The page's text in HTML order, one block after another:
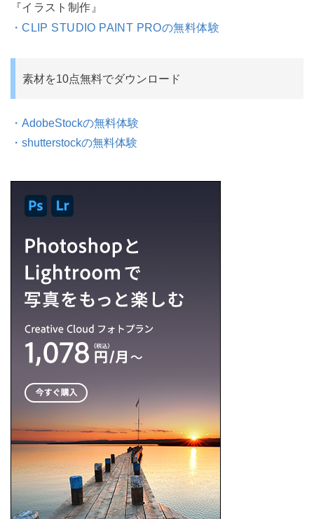
『イラスト制作』
・CLIP STUDIO PAINT PROの無料体験
素材を10点無料でダウンロード
・AdobeStockの無料体験
・shutterstockの無料体験